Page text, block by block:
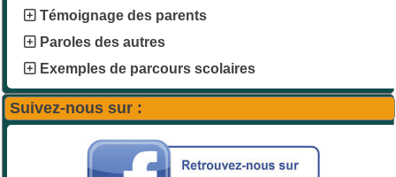
Témoignage des parents
Paroles des autres
Exemples de parcours scolaires
Suivez-nous sur :